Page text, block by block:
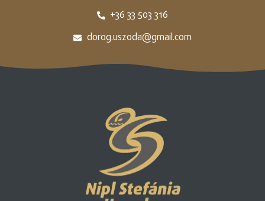
+36 33 503 316
dorog.uszoda@gmail.com